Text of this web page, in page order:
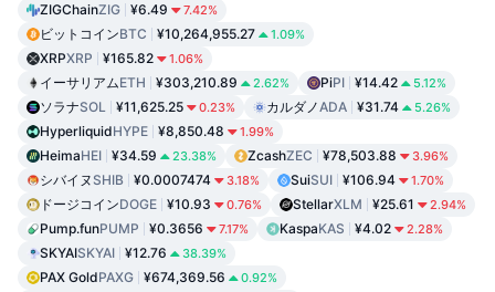
ZIGChainZIG ¥6.49 7.42%
ビットコインBTC ¥10,264,955.27 1.09%
XRPXRP ¥165.82 1.06%
イーサリアムETH ¥303,210.89 2.62% PiPI ¥14.42 5.12%
ソラナSOL ¥11,625.25 0.23% カルダノADA ¥31.74 5.26%
HyperliquidHYPE ¥8,850.48 1.99%
HeimaHEI ¥34.59 23.38% ZcashZEC ¥78,503.88 3.96%
シバイヌ SHIB ¥0.0007474 3.18% SuiSUI ¥106.94 1.70%
ドージコインDOGE ¥10.93 0.76% StellarXLM ¥25.61 2.94%
Pump.funPUMP ¥0.3656 7.17% KaspaKAS ¥4.02 2.28%
SKYAISKYAI ¥12.76 38.39%
PAX GoldPAXG ¥674,369.56 0.92%